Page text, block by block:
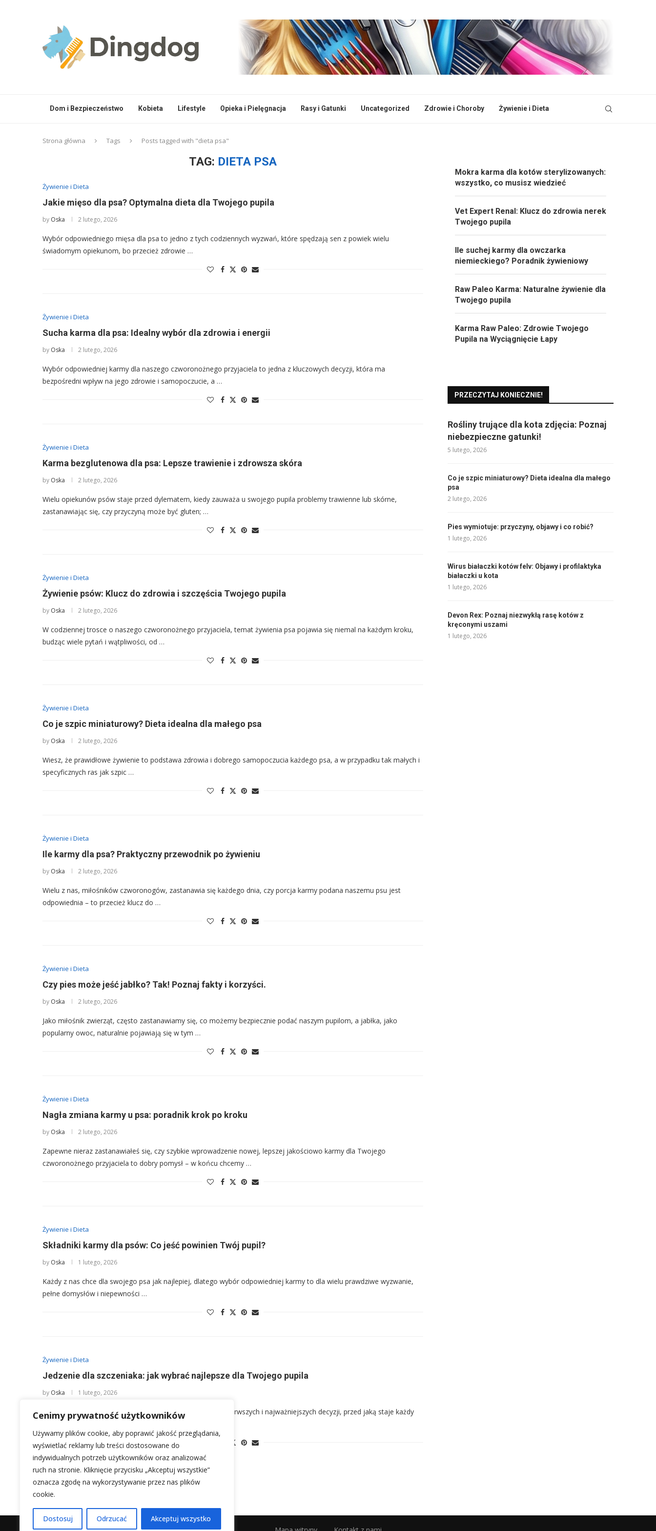
Cenimy prywatność użytkowników
Używamy plików cookie, aby poprawić jakość przeglądania,
wyświetlać reklamy lub treści dostosowane do
indywidualnych potrzeb użytkowników oraz analizować
ruch na stronie. Kliknięcie przycisku „Akceptuj wszystkie”
oznacza zgodę na wykorzystywanie przez nas plików
cookie.
Dostosuj Odrzucać Akceptuj wszystko
Dom i Bezpieczeństwo Kobieta Lifestyle Opieka i Pielęgnacja Rasy i Gatunki Uncategorized Zdrowie i Choroby Żywienie i Dieta
Strona główna Tags Posts tagged with "dieta psa"
TAG: DIETA PSA
Żywienie i Dieta
Jakie mięso dla psa? Optymalna dieta dla Twojego pupila
by Oska 2 lutego, 2026
Wybór odpowiedniego mięsa dla psa to jedno z tych codziennych wyzwań, które spędzają sen z powiek wielu
świadomym opiekunom, bo przecież zdrowie …
Żywienie i Dieta
Sucha karma dla psa: Idealny wybór dla zdrowia i energii
by Oska 2 lutego, 2026
Wybór odpowiedniej karmy dla naszego czworonożnego przyjaciela to jedna z kluczowych decyzji, która ma
bezpośredni wpływ na jego zdrowie i samopoczucie, a …
Żywienie i Dieta
Karma bezglutenowa dla psa: Lepsze trawienie i zdrowsza skóra
by Oska 2 lutego, 2026
Wielu opiekunów psów staje przed dylematem, kiedy zauważa u swojego pupila problemy trawienne lub skórne,
zastanawiając się, czy przyczyną może być gluten; …
Żywienie i Dieta
Żywienie psów: Klucz do zdrowia i szczęścia Twojego pupila
by Oska 2 lutego, 2026
W codziennej trosce o naszego czworonożnego przyjaciela, temat żywienia psa pojawia się niemal na każdym kroku,
budząc wiele pytań i wątpliwości, od …
Żywienie i Dieta
Co je szpic miniaturowy? Dieta idealna dla małego psa
by Oska 2 lutego, 2026
Wiesz, że prawidłowe żywienie to podstawa zdrowia i dobrego samopoczucia każdego psa, a w przypadku tak małych i
specyficznych ras jak szpic …
Żywienie i Dieta
Ile karmy dla psa? Praktyczny przewodnik po żywieniu
by Oska 2 lutego, 2026
Wielu z nas, miłośników czworonogów, zastanawia się każdego dnia, czy porcja karmy podana naszemu psu jest
odpowiednia – to przecież klucz do …
Żywienie i Dieta
Czy pies może jeść jabłko? Tak! Poznaj fakty i korzyści.
by Oska 2 lutego, 2026
Jako miłośnik zwierząt, często zastanawiamy się, co możemy bezpiecznie podać naszym pupilom, a jabłka, jako
popularny owoc, naturalnie pojawiają się w tym …
Żywienie i Dieta
Nagła zmiana karmy u psa: poradnik krok po kroku
by Oska 2 lutego, 2026
Zapewne nieraz zastanawiałeś się, czy szybkie wprowadzenie nowej, lepszej jakościowo karmy dla Twojego
czworonożnego przyjaciela to dobry pomysł – w końcu chcemy …
Żywienie i Dieta
Składniki karmy dla psów: Co jeść powinien Twój pupil?
by Oska 1 lutego, 2026
Każdy z nas chce dla swojego psa jak najlepiej, dlatego wybór odpowiedniej karmy to dla wielu prawdziwe wyzwanie,
pełne domysłów i niepewności …
Żywienie i Dieta
Jedzenie dla szczeniaka: jak wybrać najlepsze dla Twojego pupila
by Oska 1 lutego, 2026
Wybór odpowiedniego jedzenia dla szczeniaka to jedna z pierwszych i najważniejszych decyzji, przed jaką staje każdy
nowy opiekun – od tego, co …
1 2
Mokra karma dla kotów sterylizowanych:
wszystko, co musisz wiedzieć
Vet Expert Renal: Klucz do zdrowia nerek
Twojego pupila
Ile suchej karmy dla owczarka
niemieckiego? Poradnik żywieniowy
Raw Paleo Karma: Naturalne żywienie dla
Twojego pupila
Karma Raw Paleo: Zdrowie Twojego
Pupila na Wyciągnięcie Łapy
PRZECZYTAJ KONIECZNIE!
Rośliny trujące dla kota zdjęcia: Poznaj
niebezpieczne gatunki!
5 lutego, 2026
Co je szpic miniaturowy? Dieta idealna dla małego
psa
2 lutego, 2026
Pies wymiotuje: przyczyny, objawy i co robić?
1 lutego, 2026
Wirus białaczki kotów felv: Objawy i profilaktyka
białaczki u kota
1 lutego, 2026
Devon Rex: Poznaj niezwykłą rasę kotów z
kręconymi uszami
1 lutego, 2026